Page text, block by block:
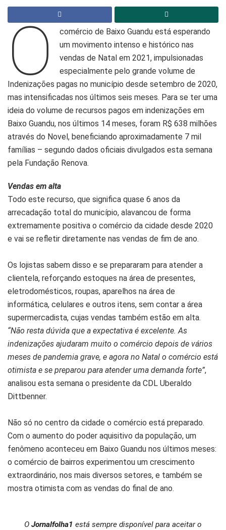
O
comércio de Baixo Guandu está esperando
um movimento intenso e histórico nas
vendas de Natal em 2021, impulsionadas
especialmente pelo grande volume de
Indenizações pagas no município desde setembro de 2020,
mas intensificadas nos últimos seis meses. Para se ter uma
ideia do volume de recursos pagos em indenizações em
Baixo Guandu, nos últimos 14 meses, foram R$ 638 milhões
através do Novel, beneficiando aproximadamente 7 mil
famílias – segundo dados oficiais divulgados esta semana
pela Fundação Renova.
Vendas em alta
Todo este recurso, que significa quase 6 anos da
arrecadação total do município, alavancou de forma
extremamente positiva o comércio da cidade desde 2020
e vai se refletir diretamente nas vendas de fim de ano.
Os lojistas sabem disso e se prepararam para atender a
clientela, reforçando estoques na área de presentes,
eletrodomésticos, roupas, aparelhos na área de
informática, celulares e outros itens, sem contar a área
supermercadista, cujas vendas também estão em alta.
“Não resta dúvida que a expectativa é excelente. As
indenizações ajudaram muito o comércio depois de vários
meses de pandemia grave, e agora no Natal o comércio está
otimista e se preparou para atender uma demanda forte”,
analisou esta semana o presidente da CDL Uberaldo
Dittbenner.
Não só no centro da cidade o comércio está preparado.
Com o aumento do poder aquisitivo da população, um
fenômeno aconteceu em Baixo Guandu nos últimos meses:
o comércio de bairros experimentou um crescimento
extraordinário, nos mais diversos setores, e também se
mostra otimista com as vendas do final de ano.
O Jornalfolha1 está sempre disponível para aceitar o